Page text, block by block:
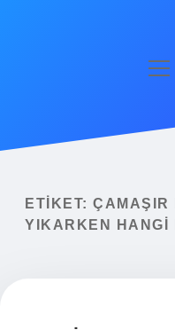
Yasal Uyarı
ETIKET: ÇAMAŞIR
YIKARKEN